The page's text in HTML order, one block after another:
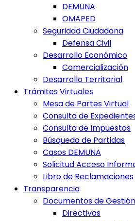
DEMUNA
OMAPED
Seguridad Ciudadana
Defensa Civil
Desarrollo Económico
Comercialización
Desarrollo Territorial
Trámites Virtuales
Mesa de Partes Virtual
Consulta de
Consulta de Impuestos
Búsqueda de Partidas
Casos DEMUNA
Solicitud Acceso
Libro de Reclamaciones
Transparencia
Documentos de Gestión
Directivas